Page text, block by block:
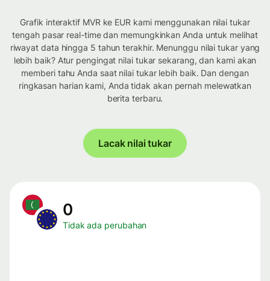
Grafik interaktif MVR ke EUR kami menggunakan nilai tukar
tengah pasar real-time dan memungkinkan Anda untuk melihat
riwayat data hingga 5 tahun terakhir. Menunggu nilai tukar yang
lebih baik? Atur pengingat nilai tukar sekarang, dan kami akan
memberi tahu Anda saat nilai tukar lebih baik. Dan dengan
ringkasan harian kami, Anda tidak akan pernah melewatkan
berita terbaru.
Lacak nilai tukar
0
Tidak ada perubahan